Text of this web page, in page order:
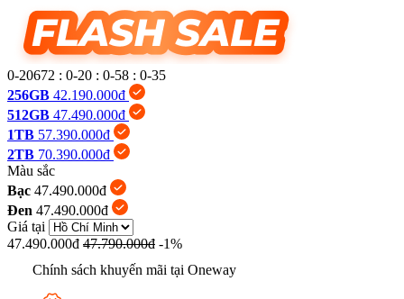
0-20672 : 0-20 : 0-58 : 0-36
256GB 42.190.000đ
512GB 47.490.000đ
1TB 57.390.000đ
2TB 70.390.000đ
Màu sắc
Bạc 47.490.000đ
Đen 47.490.000đ
Giá tại
47.490.000đ 47.790.000đ -1%
Chính sách khuyến mãi tại Oneway